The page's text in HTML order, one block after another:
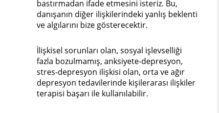
bastırmadan ifade etmesini isteriz. Bu,
danışanın diğer ilişkilerindeki yanlış beklenti
ve algılarını bize gösterecektir.
İlişkisel sorunları olan, sosyal işlevselliği
fazla bozulmamış, anksiyete-depresyon,
stres-depresyon ilişkisi olan, orta ve ağır
depresyon tedavilerinde kişilerarası ilişkiler
terapisi başarı ile kullanılabilir.